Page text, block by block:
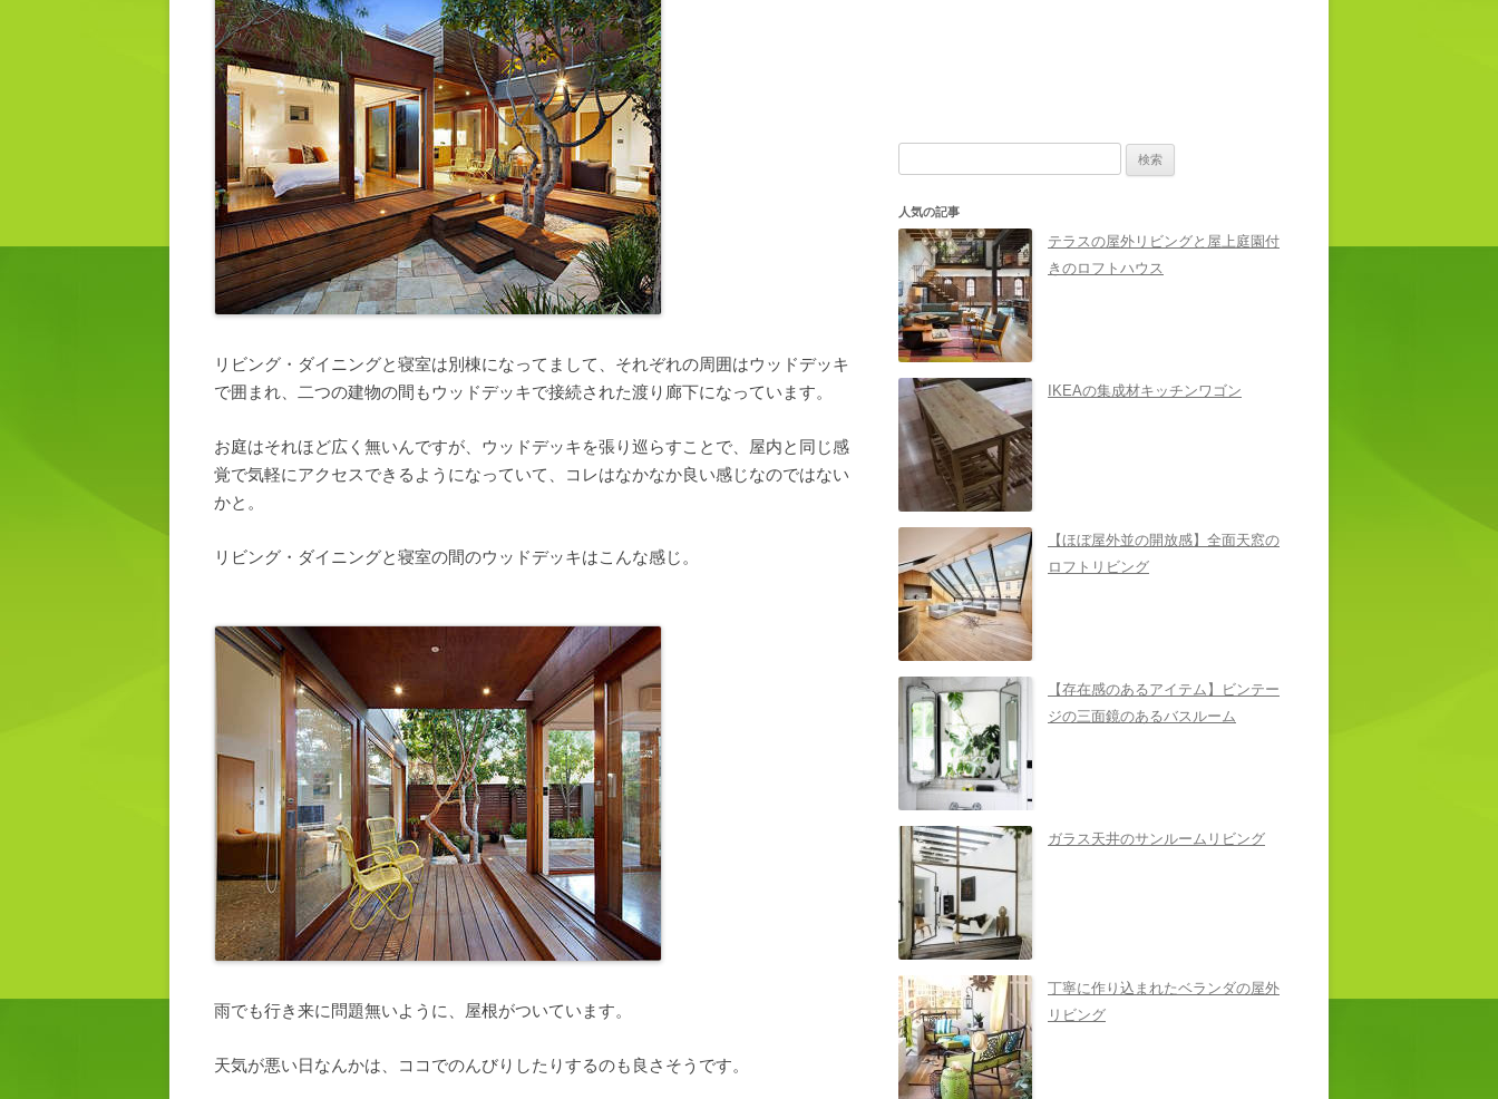
リビング・ダイニングと寝室は別棟になってまして、それぞれの周囲はウッドデッキ
で囲まれ、二つの建物の間もウッドデッキで接続された渡り廊下になっています。
お庭はそれほど広く無いんですが、ウッドデッキを張り巡らすことで、屋内と同じ感
覚で気軽にアクセスできるようになっていて、コレはなかなか良い感じなのではない
かと。
リビング・ダイニングと寝室の間のウッドデッキはこんな感じ。
雨でも行き来に問題無いように、屋根がついています。
天気が悪い日なんかは、ココでのんびりしたりするのも良さそうです。
人気の記事
テラスの屋外リビングと屋上庭園付
きのロフトハウス
IKEAの集成材キッチンワゴン
【ほぼ屋外並の開放感】全面天窓の
ロフトリビング
【存在感のあるアイテム】ビンテー
ジの三面鏡のあるバスルーム
ガラス天井のサンルームリビング
丁寧に作り込まれたベランダの屋外
リビング